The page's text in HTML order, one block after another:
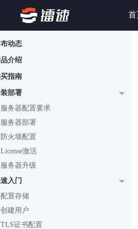
首
动态
介绍
指南
部署
服务器配置要求
服务器部署
防火墙配置
License激活
服务器升级
入门
配置存储
创建用户
TLS证书配置